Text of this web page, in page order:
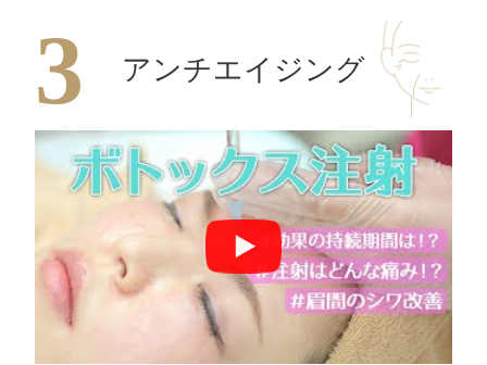
アンチエイジング